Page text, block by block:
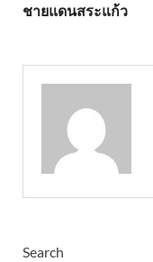
ชายแดนสระแก้ว
Search